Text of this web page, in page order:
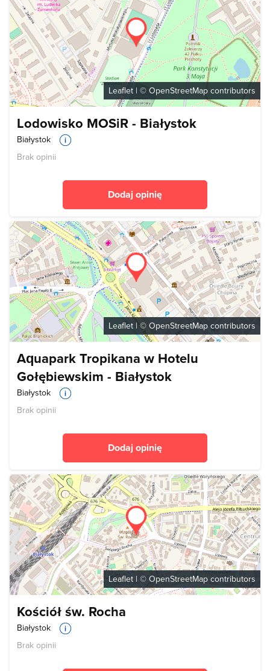
Leaflet | © OpenStreetMap contributors
Lodowisko MOSiR - Białystok
Białystok
Brak opinii
Dodaj opinię
Leaflet| © OpenStreetMap contributors
Aquapark Tropikana w Hotelu
Gołębiewskim - Białystok
Białystok
Brak opinii
Dodaj opinię
Leaflet | © OpenStreetMap contributors
Kościół św. Rocha
Białystok
Brak opinii